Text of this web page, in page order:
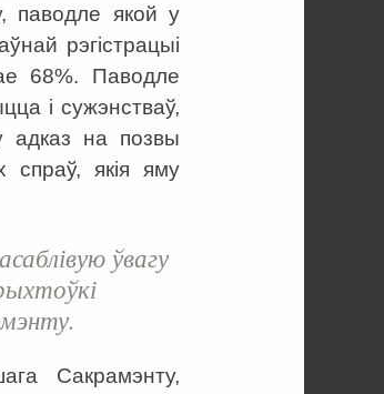
паводле якой у
рэгістрацыі
68%. Паводле
і сужэнстваў,
адказ на позвы
спраў, якія яму
ўвагу
Сакрамэнту,